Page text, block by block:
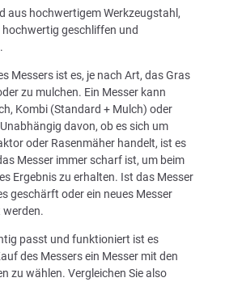
aus hochwertigem Werkzeugstahl,
geschliffen und
Messers ist es, je nach Art, das Gras
zu mulchen. Ein Messer kann
Kombi (Standard + Mulch) oder
davon, ob es sich um
oder Rasenmäher handelt, ist es
Messer immer scharf ist, um beim
Ergebnis zu erhalten. Ist das Messer
geschärft oder ein neues Messer
passt und funktioniert ist es
des Messers ein Messer mit den
zu wählen. Vergleichen Sie also